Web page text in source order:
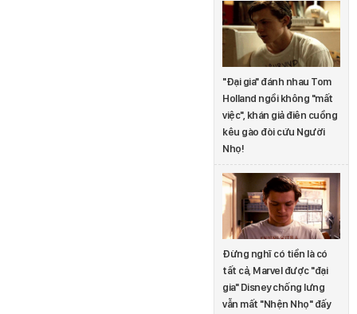
"Đại gia" đánh nhau Tom
Holland ngồi không "mất
việc", khán giả điên cuồng
kêu gào đòi cứu Người
Nhọ!
Đừng nghĩ có tiền là có
tất cả, Marvel được "đại
gia" Disney chống lưng
vẫn mất "Nhện Nhọ" đấy